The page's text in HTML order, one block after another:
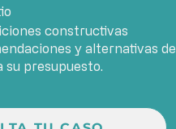
constructivas
y alternativas de
su presupuesto.